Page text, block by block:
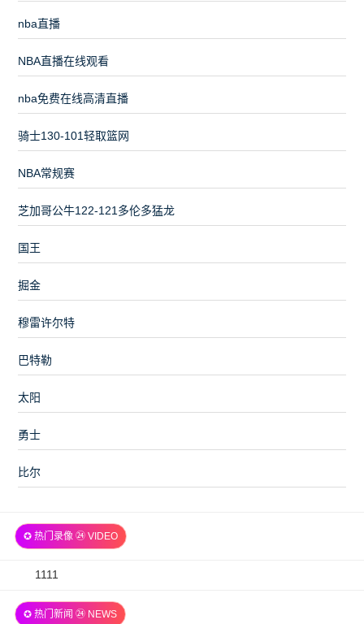
nba直播
NBA直播在线观看
nba免费在线高清直播
骑士130-101轻取篮网
NBA常规赛
芝加哥公牛122-121多伦多猛龙
国王
掘金
穆雷许尔特
巴特勒
太阳
勇士
比尔
✪ 热门录像 ㉔ VIDEO
2026-
06
1111
✪ 热门新闻 ㉔ NEWS